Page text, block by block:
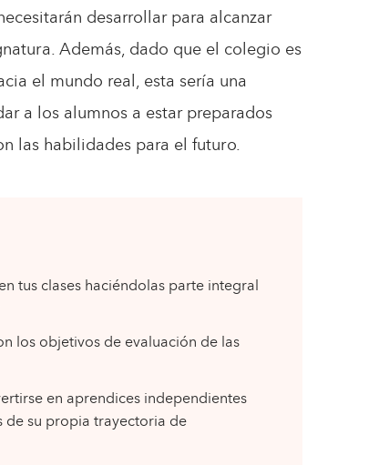
desarrollar para alcanzar
Además, dado que el colegio es
el mundo real, esta sería una
a los alumnos a estar preparados
las habilidades para el futuro.
tus clases haciéndolas parte integral
los objetivos de evaluación de las
en aprendices independientes
de su propia trayectoria de